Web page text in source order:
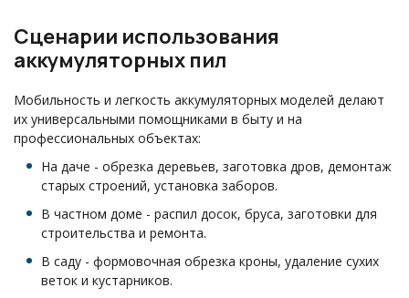
Сценарии использования
аккумуляторных пил
Мобильность и легкость аккумуляторных моделей делают
их универсальными помощниками в быту и на
профессиональных объектах:
На даче - обрезка деревьев, заготовка дров, демонтаж
старых строений, установка заборов.
В частном доме - распил досок, бруса, заготовки для
строительства и ремонта.
В саду - формовочная обрезка кроны, удаление сухих
веток и кустарников.